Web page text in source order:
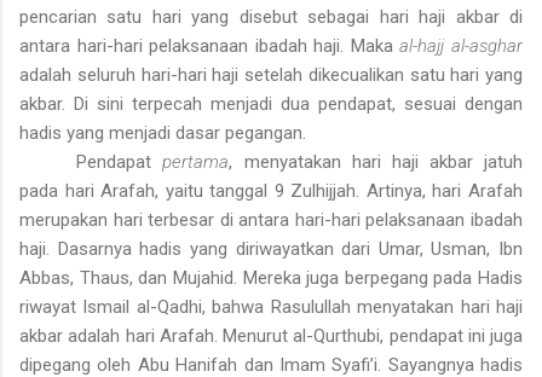
pencarian satu hari yang disebut sebagai hari haji akbar di
antara hari-hari pelaksanaan ibadah haji. Makaal-hajj al-asghar
adalah seluruh hari-hari haji setelah dikecualikan satu hari yang
akbar. Di sini terpecah menjadi dua pendapat, sesuai dengan
hadis yang menjadi dasar pegangan.
Pendapatpertama, menyatakan hari haji akbar jatuh
pada hari Arafah, yaitu tanggal 9 Zulhijjah. Artinya, hari Arafah
merupakan hari terbesar di antara hari-hari pelaksanaan ibadah
haji. Dasarnya hadis yang diriwayatkan dari Umar, Usman, Ibn
Abbas, Thaus, dan Mujahid. Mereka juga berpegang pada Hadis
riwayat Ismail al-Qadhi, bahwa Rasulullah menyatakan hari haji
akbar adalah hari Arafah. Menurut al-Qurthubi, pendapat ini juga
dipegang oleh Abu Hanifah dan Imam Syafi’i. Sayangnya hadis